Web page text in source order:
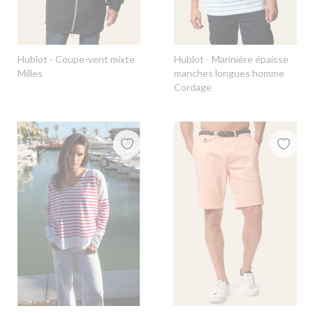
Hublot - Coupe-vent mixte
Milles
Hublot - Marinière épaisse
manches longues homme
Cordage